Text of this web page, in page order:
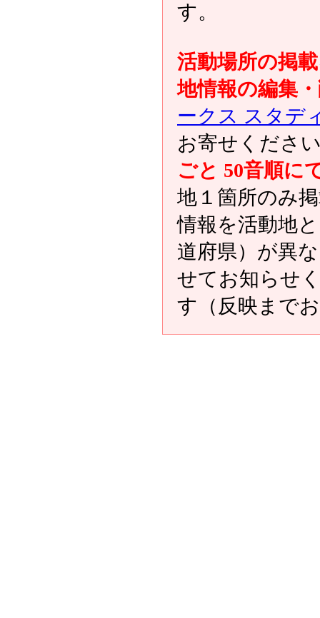
す。
活動場所の掲
地情報の編集
ークス スタデ
お寄せくださ
ごと 50音順に
地１箇所のみ
情報を活動地
道府県）が異
せてお知らせ
す（反映まで